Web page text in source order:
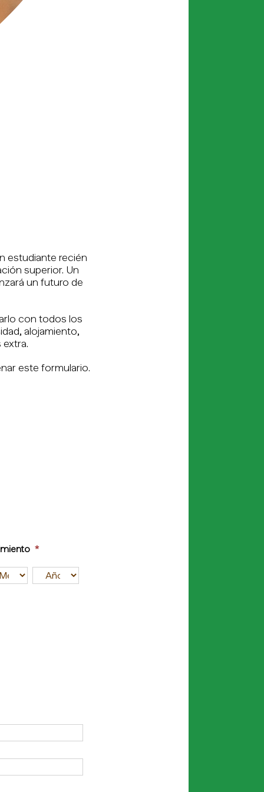
estudiante recién
superior. Un
un futuro de
con todos los
alojamiento,
este formulario.
*
Año